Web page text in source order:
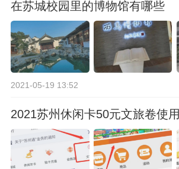
在苏城校园里的博物馆有哪些
2021-05-19 13:52
2021苏州休闲卡50元文旅卷使